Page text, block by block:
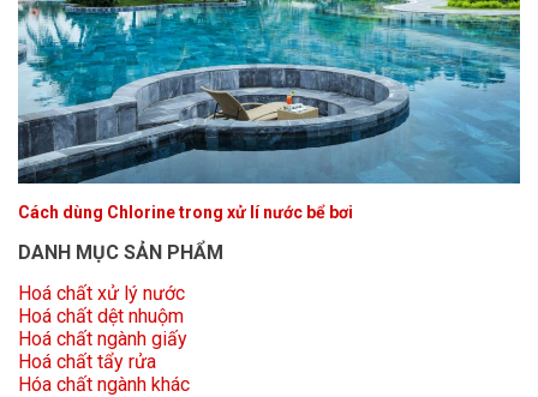
Cách dùng Chlorine trong xử lí nước bể bơi
DANH MỤC SẢN PHẨM
Hoá chất xử lý nước
Hoá chất dệt nhuộm
Hoá chất ngành giấy
Hoá chất tẩy rửa
Hóa chất ngành khác